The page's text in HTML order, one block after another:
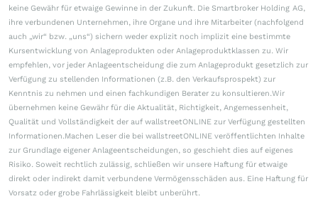
keine Gewähr für etwaige Gewinne in der Zukunft. Die Smartbroker Holding AG,
ihre verbundenen Unternehmen, ihre Organe und ihre Mitarbeiter (nachfolgend
auch „wir“ bzw. „uns“) sichern weder explizit noch implizit eine bestimmte
Kursentwicklung von Anlageprodukten oder Anlageproduktklassen zu. Wir
empfehlen, vor jeder Anlageentscheidung die zum Anlageprodukt gesetzlich zur
Verfügung zu stellenden Informationen (z.B. den Verkaufsprospekt) zur
Kenntnis zu nehmen und einen fachkundigen Berater zu konsultieren.Wir
übernehmen keine Gewähr für die Aktualität, Richtigkeit, Angemessenheit,
Qualität und Vollständigkeit der auf wallstreetONLINE zur Verfügung gestellten
Informationen.Machen Leser die bei wallstreetONLINE veröffentlichten Inhalte
zur Grundlage eigener Anlageentscheidungen, so geschieht dies auf eigenes
Risiko. Soweit rechtlich zulässig, schließen wir unsere Haftung für etwaige
direkt oder indirekt damit verbundene Vermögensschäden aus. Eine Haftung für
Vorsatz oder grobe Fahrlässigkeit bleibt unberührt.